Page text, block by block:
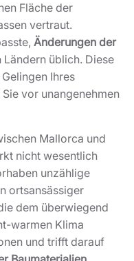
Fläche der
vertraut.
Änderungen der
üblich. Diese
Ihres
vor unangenehmen
Mallorca und
nicht wesentlich
unzählige
ortsansässiger
dem überwiegend
warmen Klima
und trifft darauf